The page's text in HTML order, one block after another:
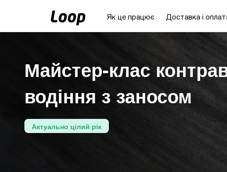
Як це працює Доставка і
Майстер-клас
водіння з заносом
Актуально цілий рік